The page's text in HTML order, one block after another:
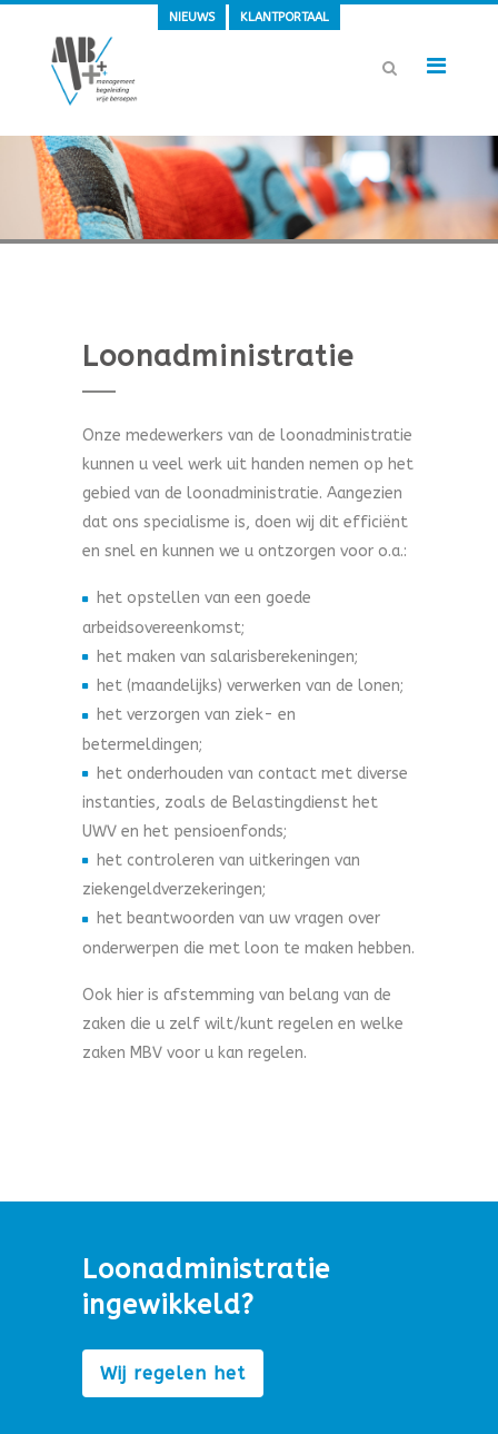
NIEUWS KLANTPORTAAL
Loonadministratie
Onze medewerkers van de loonadministratie
kunnen u veel werk uit handen nemen op het
gebied van de loonadministratie. Aangezien
dat ons specialisme is, doen wij dit efficiënt
en snel en kunnen we u ontzorgen voor o.a.:
het opstellen van een goede
arbeidsovereenkomst;
het maken van salarisberekeningen;
het (maandelijks) verwerken van de lonen;
het verzorgen van ziek- en
betermeldingen;
het onderhouden van contact met diverse
instanties, zoals de Belastingdienst het
UWV en het pensioenfonds;
het controleren van uitkeringen van
ziekengeldverzekeringen;
het beantwoorden van uw vragen over
onderwerpen die met loon te maken hebben.
Ook hier is afstemming van belang van de
zaken die u zelf wilt/kunt regelen en welke
zaken MBV voor u kan regelen.
Loonadministratie
ingewikkeld?
Wij regelen het